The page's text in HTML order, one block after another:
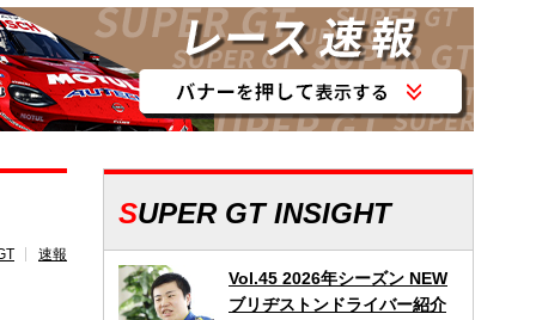
速報
SUPER GT INSIGHT
Vol.45 2026年シーズン NEW
ブリヂストンドライバー紹介